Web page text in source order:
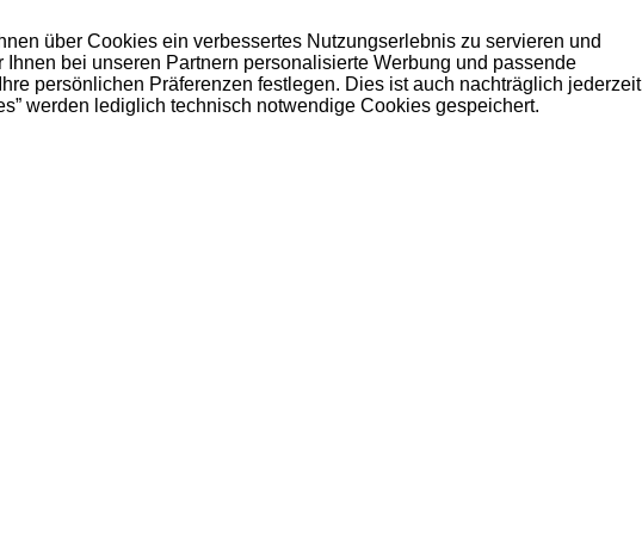
über Cookies ein verbessertes Nutzungserlebnis zu servieren und
bei unseren Partnern personalisierte Werbung und passende
persönlichen Präferenzen festlegen. Dies ist auch nachträglich jederzeit
werden lediglich technisch notwendige Cookies gespeichert.